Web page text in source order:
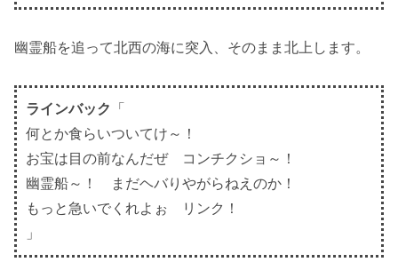
幽霊船を追って北西の海に突入、そのまま北上します。
ラインバック
「
何とか食らいついてけ～！
お宝は目の前なんだぜ コンチクショ～！
幽霊船～！ まだヘバりやがらねえのか！
もっと急いでくれよぉ リンク！
」